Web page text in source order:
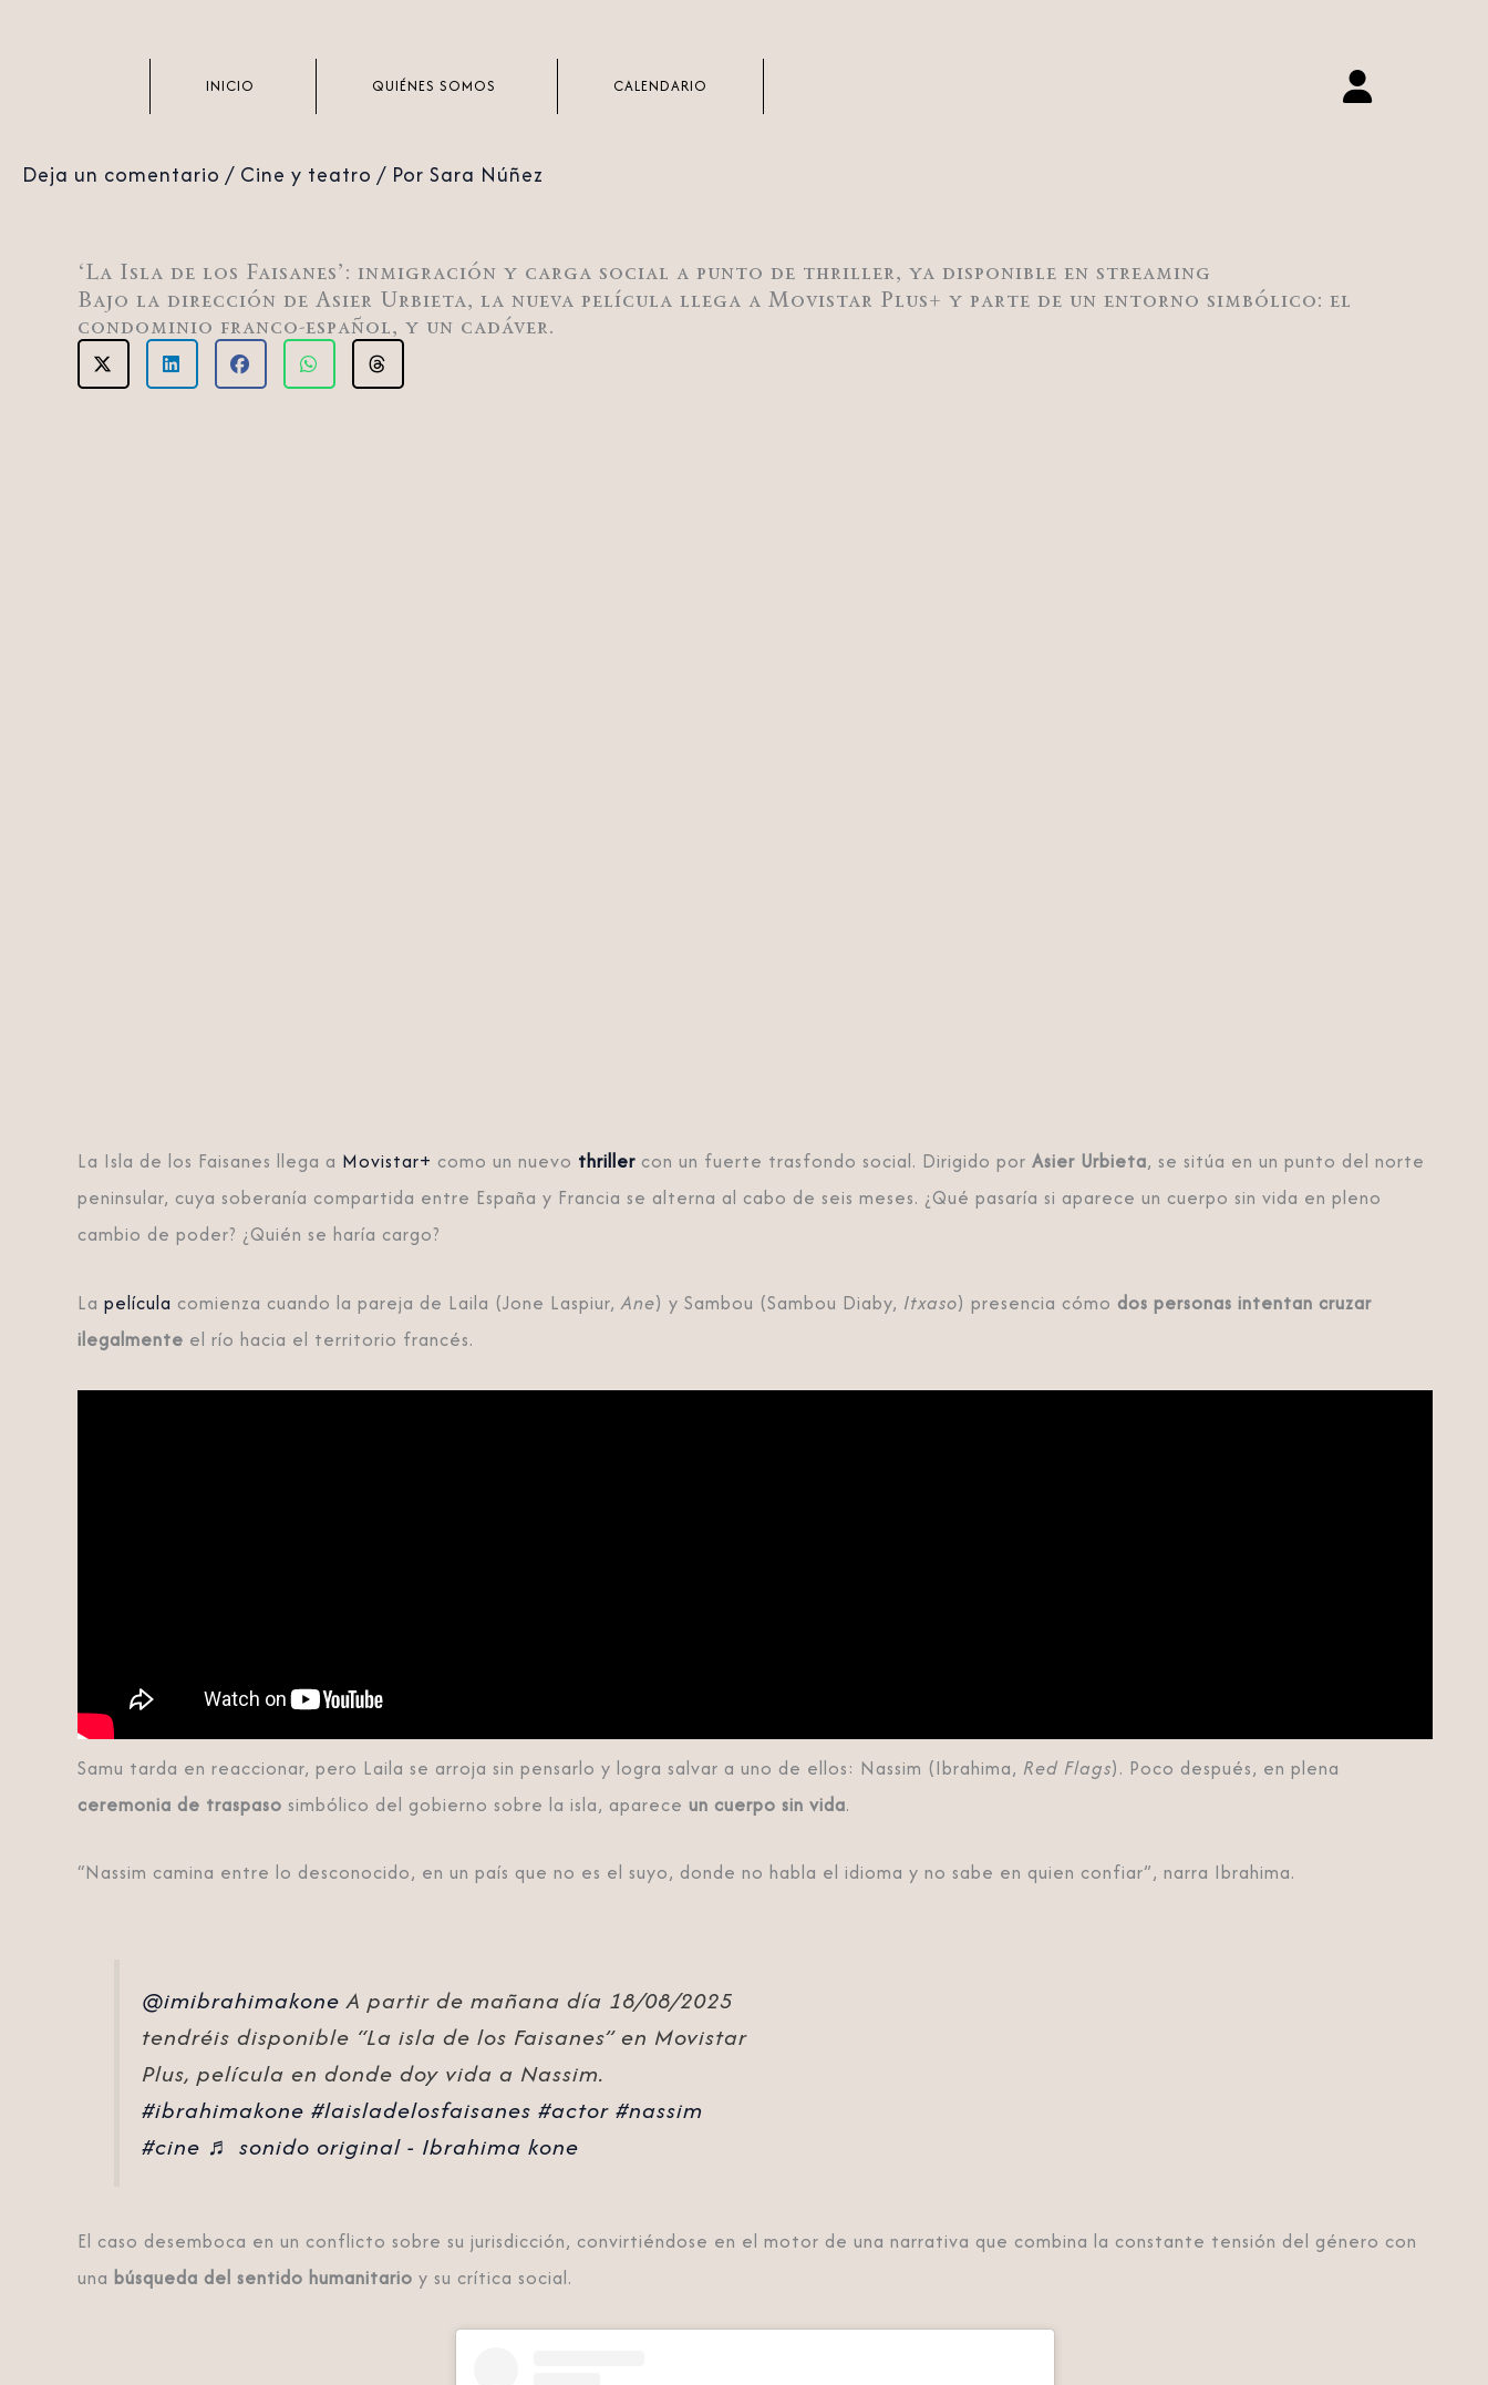
INICIO QUIÉNES SOMOS CALENDARIO
Deja un comentario / Cine y teatro / Por Sara Núñez
‘La Isla de los Faisanes’: inmigración y carga social a punto de thriller, ya disponible en streaming
Bajo la dirección de Asier Urbieta, la nueva película llega a Movistar Plus+ y parte de un entorno simbólico: el
condominio franco-español, y un cadáver.
La Isla de los Faisanes llega a Movistar+ como un nuevo thriller con un fuerte trasfondo social. Dirigido por Asier Urbieta, se sitúa en un punto del norte
peninsular, cuya soberanía compartida entre España y Francia se alterna al cabo de seis meses. ¿Qué pasaría si aparece un cuerpo sin vida en pleno
cambio de poder? ¿Quién se haría cargo?
La película comienza cuando la pareja de Laila (Jone Laspiur,Ane) y Sambou (Sambou Diaby, Itxaso) presencia cómo dos personas intentan cruzar
ilegalmente el río hacia el territorio francés.
Samu tarda en reaccionar, pero Laila se arroja sin pensarlo y logra salvar a uno de ellos: Nassim (Ibrahima, Red Flags). Poco después, en plena
ceremonia de traspaso simbólico del gobierno sobre la isla, aparece un cuerpo sin vida.
“Nassim camina entre lo desconocido, en un país que no es el suyo, donde no habla el idioma y no sabe en quien confiar”, narra Ibrahima.
@imibrahimakone A partir de mañana día 18/08/2025
tendréis disponible “La isla de los Faisanes” en Movistar
Plus, película en donde doy vida a Nassim.
#ibrahimakone #laisladelosfaisanes #actor #nassim
#cine ♬ sonido original - Ibrahima kone
El caso desemboca en un conflicto sobre su jurisdicción, convirtiéndose en el motor de una narrativa que combina la constante tensión del género con
una búsqueda del sentido humanitario y su crítica social.